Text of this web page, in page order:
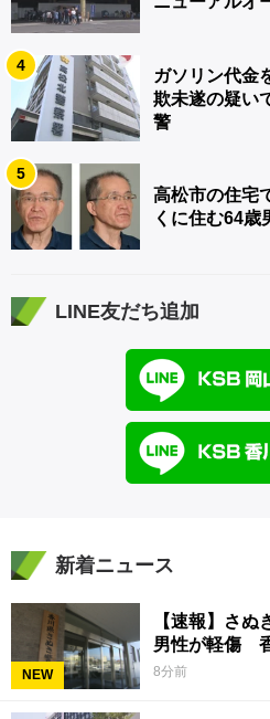
4
ガソリン代
欺未遂の疑い
警
5
高松市の住宅
くに住む64歳
LINE友だち追加
新着ニュース
NEW
【速報】さ
男性が軽傷
8分前